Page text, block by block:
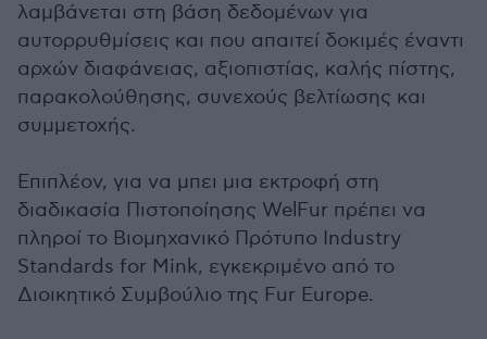
λαμβάνεται στη βάση δεδομένων για
αυτορρυθμίσεις και που απαιτεί δοκιμές έναντι
αρχών διαφάνειας, αξιοπιστίας, καλής πίστης,
παρακολούθησης, συνεχούς βελτίωσης και
συμμετοχής.
Επιπλέον, για να μπει μια εκτροφή στη
διαδικασία Πιστοποίησης WelFur πρέπει να
πληροί το Βιομηχανικό Πρότυπο Industry
Standards for Mink, εγκεκριμένο από το
Διοικητικό Συμβούλιο της Fur Europe.